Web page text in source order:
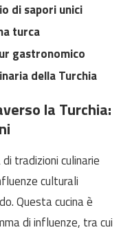
di sapori unici
turca
gastronomico
della Turchia
la Turchia:
tradizioni culinarie
culturali
Questa cucina è
di influenze, tra cui